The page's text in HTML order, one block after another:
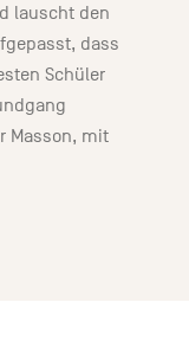
lauscht den
dass
Schüler
Masson, mit